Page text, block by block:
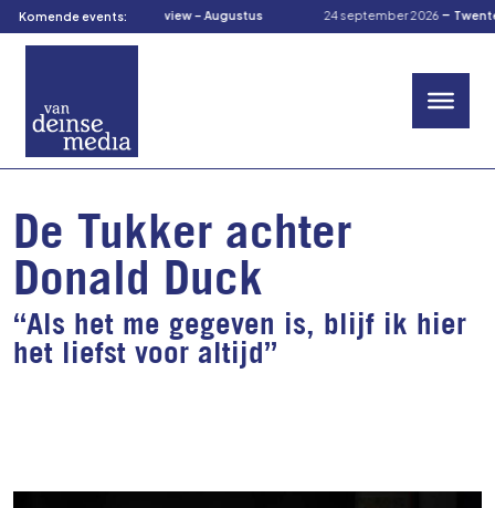
Komende events:
2026-TOM’s Preview – Augustus 24 september 2026-
De Tukker achter
Donald Duck
“Als het me gegeven is, blijf ik hier
het liefst voor altijd”